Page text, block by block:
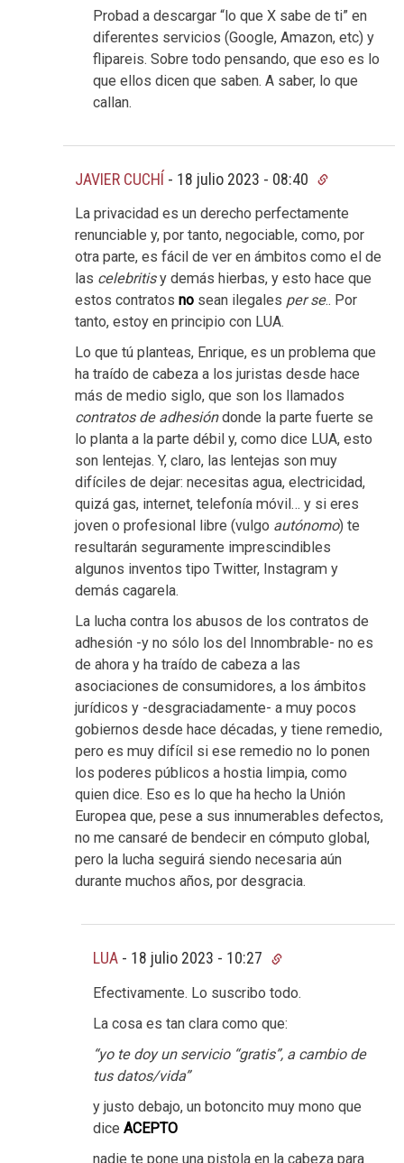
Probad a descargar “lo que X sabe de ti” en
diferentes servicios (Google, Amazon, etc) y
flipareis. Sobre todo pensando, que eso es lo
que ellos dicen que saben. A saber, lo que
callan.
JAVIER CUCHÍ - 18 julio 2023 - 08:40
La privacidad es un derecho perfectamente
renunciable y, por tanto, negociable, como, por
otra parte, es fácil de ver en ámbitos como el de
las celebritisy demás hierbas, y esto hace que
estos contratos no sean ilegales per se.. Por
tanto, estoy en principio con LUA.
Lo que tú planteas, Enrique, es un problema que
ha traído de cabeza a los juristas desde hace
más de medio siglo, que son los llamados
contratos de adhesióndonde la parte fuerte se
lo planta a la parte débil y, como dice LUA, esto
son lentejas. Y, claro, las lentejas son muy
difíciles de dejar: necesitas agua, electricidad,
quizá gas, internet, telefonía móvil… y si eres
joven o profesional libre (vulgo autónomo) te
resultarán seguramente imprescindibles
algunos inventos tipo Twitter, Instagram y
demás cagarela.
La lucha contra los abusos de los contratos de
adhesión -y no sólo los del Innombrable- no es
de ahora y ha traído de cabeza a las
asociaciones de consumidores, a los ámbitos
jurídicos y -desgraciadamente- a muy pocos
gobiernos desde hace décadas, y tiene remedio,
pero es muy difícil si ese remedio no lo ponen
los poderes públicos a hostia limpia, como
quien dice. Eso es lo que ha hecho la Unión
Europea que, pese a sus innumerables defectos,
no me cansaré de bendecir en cómputo global,
pero la lucha seguirá siendo necesaria aún
durante muchos años, por desgracia.
LUA - 18 julio 2023 - 10:27
Efectivamente. Lo suscribo todo.
La cosa es tan clara como que:
“yo te doy un servicio “gratis”, a cambio de
tus datos/vida”
y justo debajo, un botoncito muy mono que
dice ACEPTO
nadie te pone una pistola en la cabeza para